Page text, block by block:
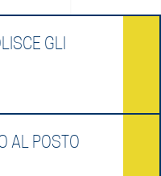
GLI
AL POSTO